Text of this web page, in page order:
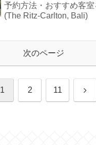
予約方法・おすすめ客
(The Ritz-Carlton, Bali)
次のページ
1 2 11 次